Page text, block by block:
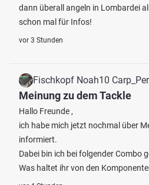
dann überall angeln in Lombardei
schon mal für Infos!
vor 3 Stunden
Fischkopf Noah10
Meinung zu dem Tackle
Hallo Freunde ,
ich habe mich jetzt nochmal über
informiert.
Dabei bin ich bei folgender Combo
Was haltet ihr von den